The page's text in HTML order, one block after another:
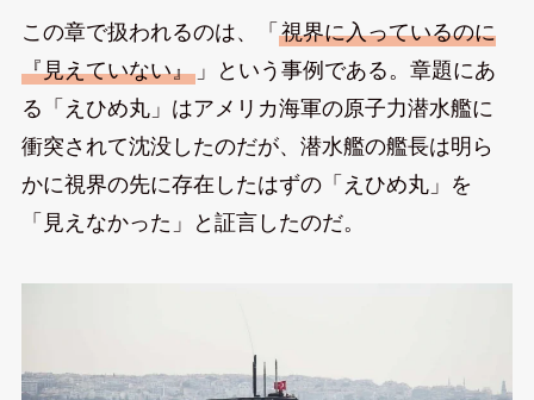
この章で扱われるのは、「 視界に入っているのに
『見えていない』」という事例である。章題にあ
る「えひめ丸」はアメリカ海軍の原子力潜水艦に
衝突されて沈没したのだが、潜水艦の艦長は明ら
かに視界の先に存在したはずの「えひめ丸」を
「見えなかった」と証言したのだ。